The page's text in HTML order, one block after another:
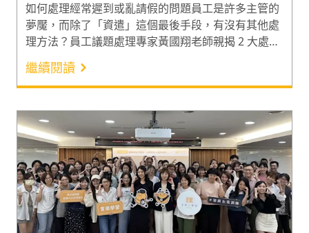
如何處理經常遲到或亂請假的問題員工是許多主管的
夢魘，而除了「資遣」這個最後手段，有沒有其他處
理方法？員工議題處理專家黃國翔老師親揭 2 大處理
問題員工的技巧，和 4 個資遣時必知的注意事項，分
享面對問題員工如何以溝通與談判技巧見招拆招！
繼續閱讀